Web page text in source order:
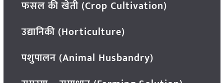
फसल की खेती (Crop Cultivation)
उद्यानिकी (Horticulture)
पशुपालन (Animal Husbandry)